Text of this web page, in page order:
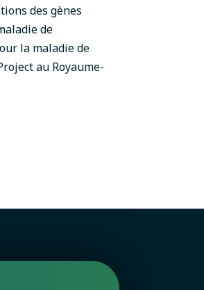
des gènes
de
la maladie de
au Royaume-